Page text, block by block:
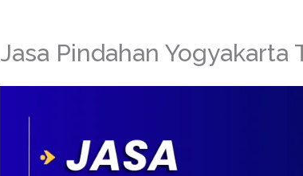
Jasa Pindahan Yogyakarta